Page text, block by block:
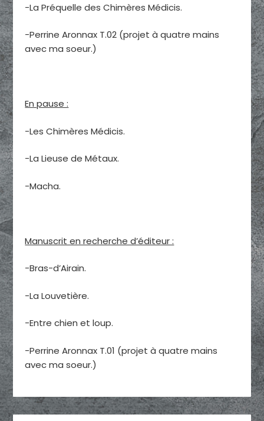
-La Préquelle des Chimères Médicis.
-Perrine Aronnax T.02 (projet à quatre mains
avec ma soeur.)
En pause :
-Les Chimères Médicis.
-La Lieuse de Métaux.
-Macha.
Manuscrit en recherche d’éditeur :
-Bras-d’Airain.
-La Louvetière.
-Entre chien et loup.
-Perrine Aronnax T.01 (projet à quatre mains
avec ma soeur.)